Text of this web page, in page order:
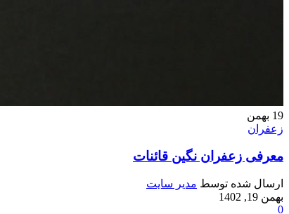
19 بهمن
زعفران
معرفی زعفران نگین قائنات
ارسال شده توسط مدیر سایت
بهمن 19, 1402
0